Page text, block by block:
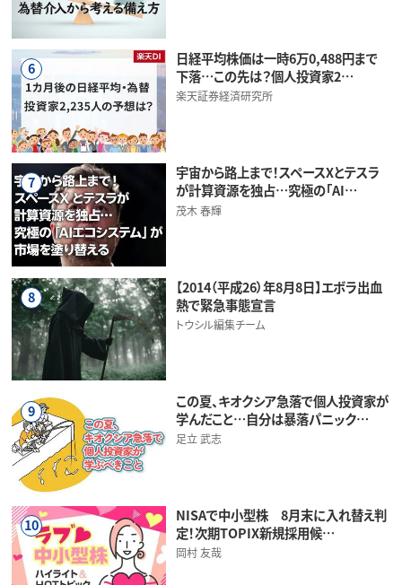
6
日経平均株価は一時6万0,488円まで
下落…この先は？個人投資家2…
楽天証券経済研究所
7
宇宙から路上まで！スペースXとテスラ
が計算資源を独占…究極の「AI…
茂木 春輝
8
【2014（平成26）年8月8日】エボラ出血
熱で緊急事態宣言
トウシル編集チーム
9
この夏、キオクシア急落で個人投資家が
学んだこと…自分は暴落パニック…
足立 武志
10
NISAで中小型株 8月末に入れ替え判
定！次期TOPIX新規採用候…
岡村 友哉